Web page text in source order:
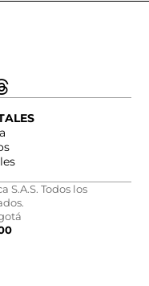
S.A.S. Todos los